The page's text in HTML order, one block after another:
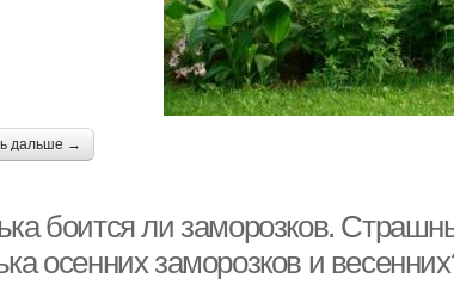
дальше →
боится ли заморозков.
осенних заморозков и